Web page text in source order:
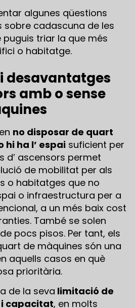
algunes qüestions
sobre cadascuna de les
triar la que més
o habitatge.
desavantatges
amb o sense
no disposar de quart
hi ha l’ espai suficient per
d’ ascensors permet
de mobilitat per als
o habitatges que no
o infraestructura per a
a un més baix cost
També se solen
pocs pisos. Per tant, els
de màquines són una
aquells casos en què
prioritària.
de la seva limitació de
capacitat, en molts